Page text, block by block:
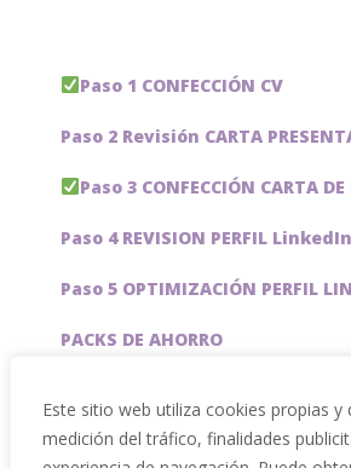
Este sitio web utiliza cookies propias y
medición del tráfico, finalidades
Paso 1 CONFECCIÓN CV
Paso 2 Revisión CARTA
Paso 3 CONFECCIÓN CARTA
Paso 4 REVISION PERFIL LinkedIn
Paso 5 OPTIMIZACIÓN PERFIL
PACKS DE AHORRO
Servicios especiales